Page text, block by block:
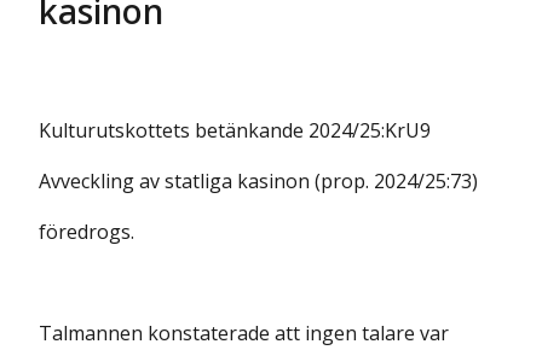
kasinon
Kulturutskottets betänkande 2024/25:KrU9
Avveckling av statliga kasinon (prop. 2024/25:73)
föredrogs.
Talmannen konstaterade att ingen talare var